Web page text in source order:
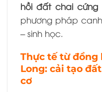
hồi đất chai cứng
phương pháp
– sinh học.
Thực tế từ đồng
Long: cải tạo
cơ